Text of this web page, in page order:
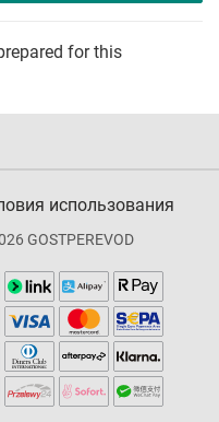
for this
использования
GOSTPEREVOD